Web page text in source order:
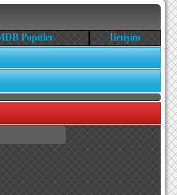
Popüler
İletişim